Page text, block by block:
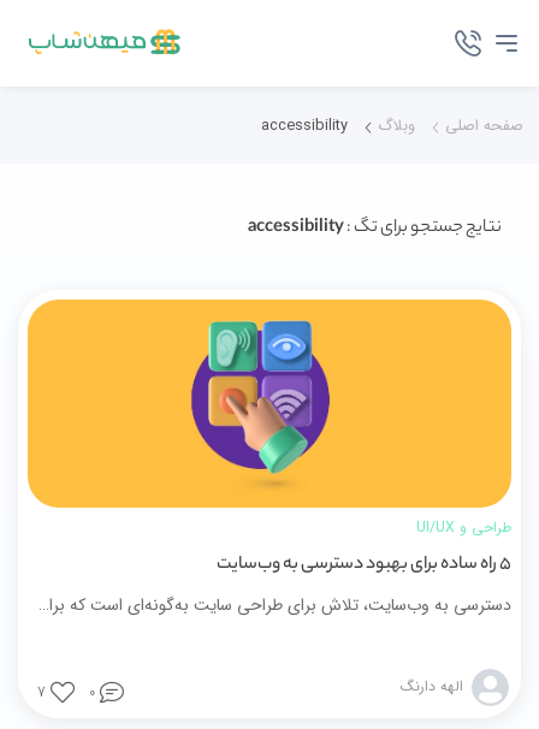
صفحه اصلی وبلاگ accessibility
نتایج جستجو برای تگ :accessibility
طراحی و UI/UX
5 راه ساده برای بهبود دسترسی به وب‌سایت ‌
دسترسی به وب‌سایت، تلاش برای طراحی سایت به‌گونه‌ای است که برای افراد دارای معلولیت محدودیتی وجود نداشته باشد.
الهه دارنگ 0
7